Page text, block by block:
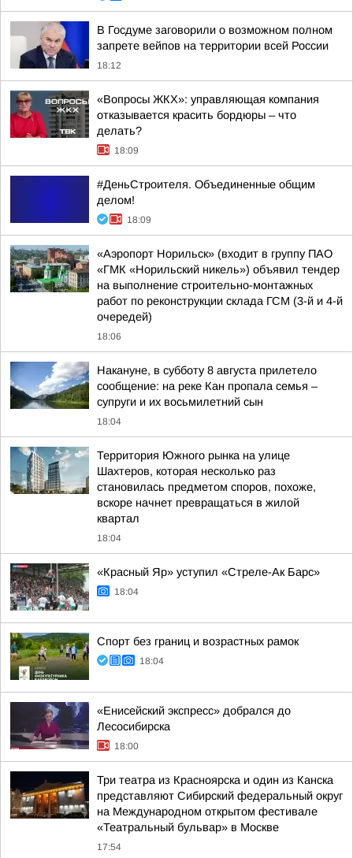
В Госдуме заговорили о возможном полном
запрете вейпов на территории всей России
18:12
«Вопросы ЖКХ»: управляющая компания
отказывается красить бордюры – что
делать?
18:09
#ДеньСтроителя. Объединенные общим
делом!
18:09
«Аэропорт Норильск» (входит в группу ПАО
«ГМК «Норильский никель») объявил тендер
на выполнение строительно-монтажных
работ по реконструкции склада ГСМ (3-й и 4-й
очередей)
18:06
Накануне, в субботу 8 августа прилетело
сообщение: на реке Кан пропала семья –
супруги и их восьмилетний сын
18:04
Территория Южного рынка на улице
Шахтеров, которая несколько раз
становилась предметом споров, похоже,
вскоре начнет превращаться в жилой
квартал
18:04
«Красный Яр» уступил «Стреле-Ак Барс»
18:04
Спорт без границ и возрастных рамок
18:04
«Енисейский экспресс» добрался до
Лесосибирска
18:00
Три театра из Красноярска и один из Канска
представляют Сибирский федеральный округ
на Международном открытом фестивале
«Театральный бульвар» в Москве
17:54